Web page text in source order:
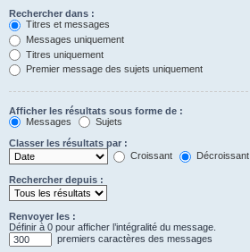
Rechercher dans :
Titres et messages
Messages uniquement
Titres uniquement
Premier message des sujets uniquement
Afficher les résultats sous forme de :
Messages
Sujets
Classer les résultats par :
Croissant
Décroissant
Rechercher depuis :
Renvoyer les :
Définir à 0 pour afficher l’intégralité du message.
premiers caractères des messages